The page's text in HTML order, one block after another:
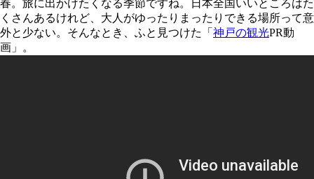
春。旅に出かけたくなる季節ですね。日本全国いいところはた
くさんあるけれど、大人がゆったりまったりできる場所って意
外と少ない。そんなとき、ふと見つけた「 神戸の観光PR動
画」。